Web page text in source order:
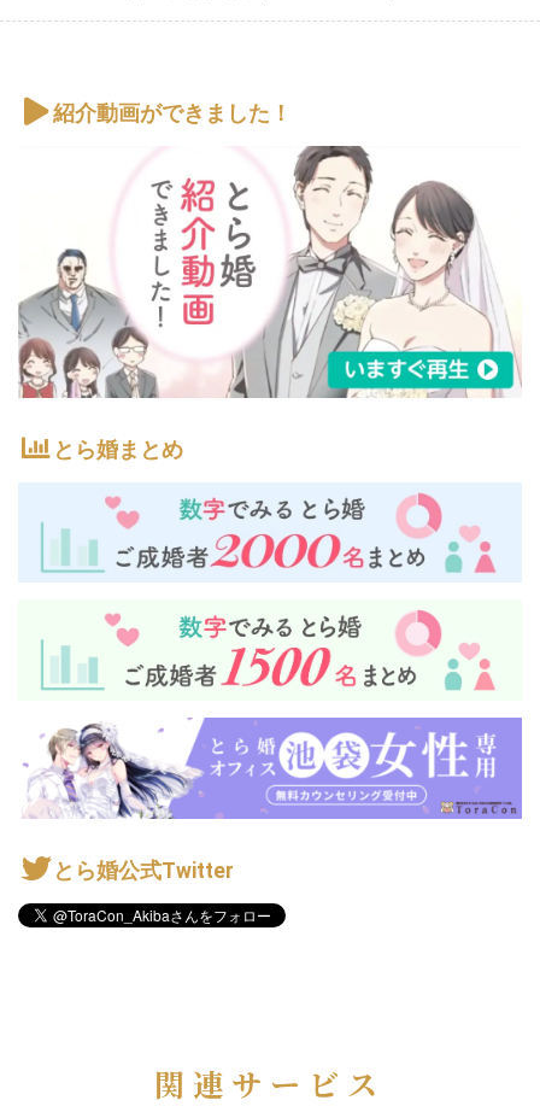
紹介動画ができました！
とら婚まとめ
とら婚公式Twitter
関連サービス